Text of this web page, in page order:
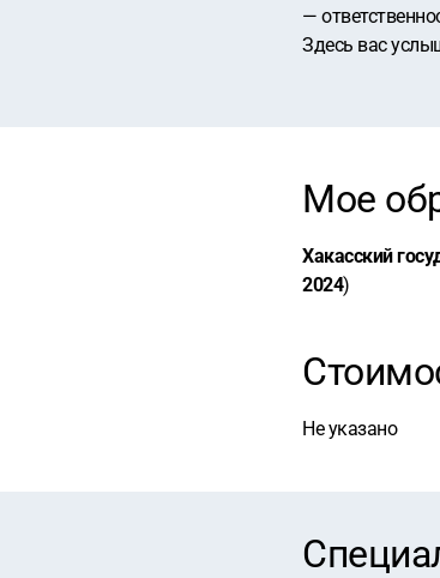
—
Здесь вас
Мое
Хакасский
2024)
Не указано